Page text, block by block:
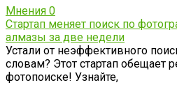
Мнения 0
Стартап меняет поиск по
алмазы за две недели
Устали от неэффективного
словам? Этот стартап обещает
фотопоиске! Узнайте,